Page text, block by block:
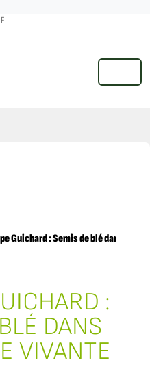
MENU
Guichard : Semis de blé dans la
:
DANS
VIVANTE